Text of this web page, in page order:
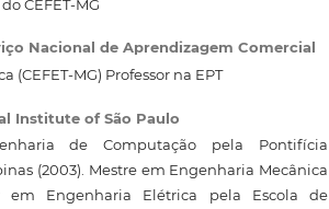
CEFET-MG
Nacional de Aprendizagem Comercial
(CEFET-MG) Professor na EPT
Institute of São Paulo
de Computação pela Pontifícia
(2003). Mestre em Engenharia Mecânica
em Engenharia Elétrica pela Escola de